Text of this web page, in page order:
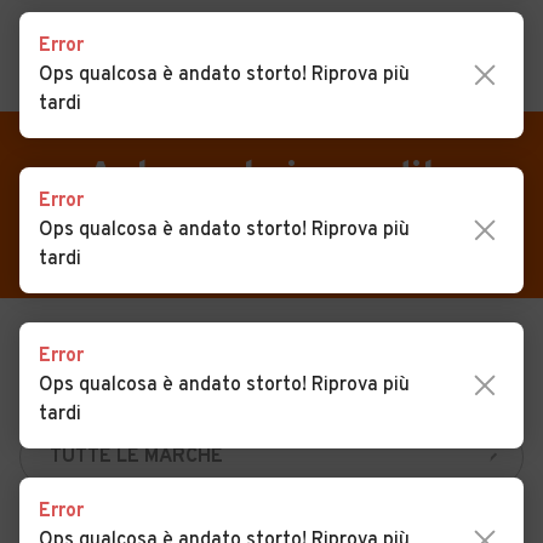
PREFERITI MENU
CERCA
Auto usate
Auto Km 0
Auto Nuove
Noleggio a lungo termine
Auto d'epoca
Moto
Camper
MAGAZINE
ACCEDI
Auto usate in vendita
Boffalora d'Adda
USATO
KM 0
NOLEGGIO
Error
Ops qualcosa è andato storto! Riprova più
tardi
Error
Ops qualcosa è andato storto! Riprova più
tardi
Error
Ops qualcosa è andato storto! Riprova più
tardi
Error